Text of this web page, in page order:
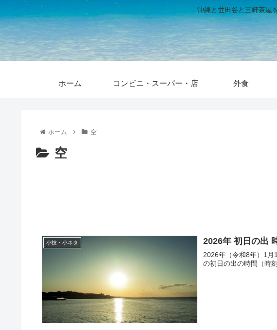
沖縄と世田谷と三軒茶屋
ホーム コンビニ・スーパー・店 外食
ホーム 空
空
小技・小ネタ 2026年 初日の出
2026年（令和8年）1月
の初日の出の時間（時